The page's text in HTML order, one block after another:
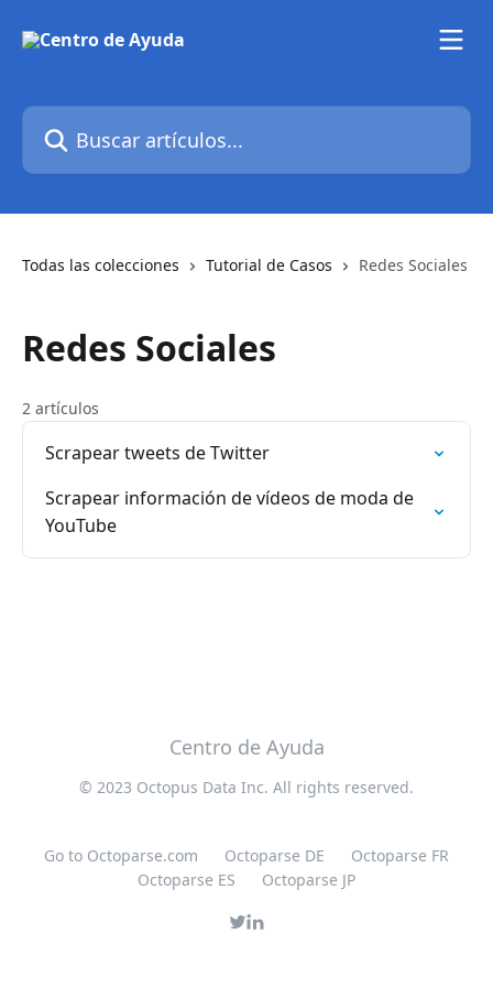
Buscar artículos...
Todas las colecciones Tutorial de Casos Redes Sociales
Redes Sociales
2 artículos
Scrapear tweets de Twitter
Scrapear información de vídeos de moda de
YouTube
Centro de Ayuda
© 2023 Octopus Data Inc. All rights reserved.
Go to Octoparse.com Octoparse DE
Octoparse FR
Octoparse ES
Octoparse JP